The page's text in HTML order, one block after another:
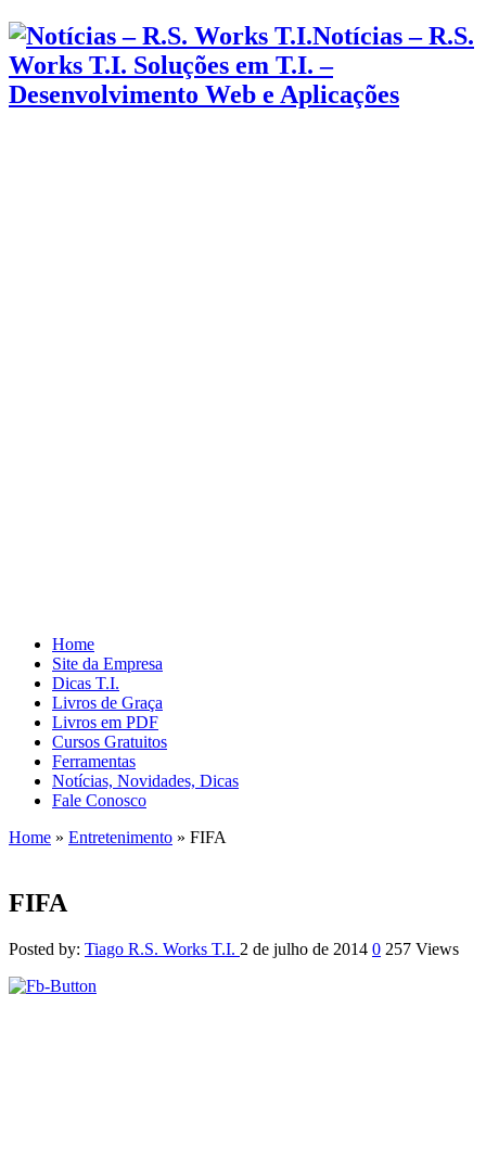
Notícias – R.S.
Works T.I. Soluções em T.I. –
Desenvolvimento Web e Aplicações
Home
Site da Empresa
Dicas T.I.
Livros de Graça
Livros em PDF
Cursos Gratuitos
Ferramentas
Notícias, Novidades, Dicas
Fale Conosco
Home » Entretenimento » FIFA
FIFA
Posted by: Tiago R.S. Works T.I. 2 de julho de 2014 0 257 Views